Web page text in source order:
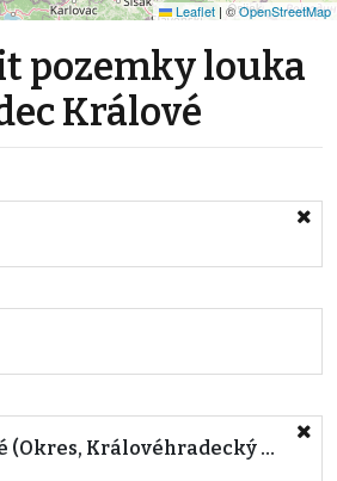
Leaflet | ©OpenStreetMap
pozemky louka
Králové
Hradec Králové (Okres, Královéhradecký kraj)